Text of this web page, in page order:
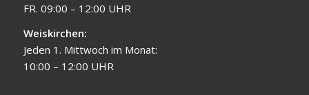
FR. 09:00 – 12:00 UHR
Weiskirchen:
Jeden 1. Mittwoch im Monat:
10:00 – 12:00 UHR